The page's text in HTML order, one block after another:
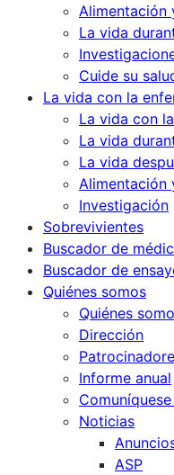
Alimentación
La vida
Cuide su
La vida con la
La vida con
La vida
La vida
Alimentación
Investigación
Sobrevivientes
Buscador de
Buscador de
Quiénes somos
Quiénes
Dirección
Informe anual
Noticias
ASP